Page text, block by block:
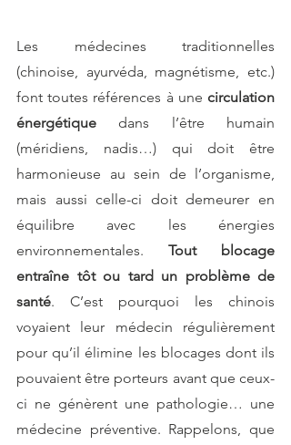
Les médecines traditionnelles
(chinoise, ayurvéda, magnétisme, etc.)
font toutes références à une circulation
énergétique dans l’être humain
(méridiens, nadis…) qui doit être
harmonieuse au sein de l’organisme,
mais aussi celle-ci doit demeurer en
équilibre avec les énergies
environnementales. Tout blocage
entraîne tôt ou tard un problème de
santé. C’est pourquoi les chinois
voyaient leur médecin régulièrement
pour qu’il élimine les blocages dont ils
pouvaient être porteurs avant que ceux-
ci ne génèrent une pathologie… une
médecine préventive. Rappelons, que